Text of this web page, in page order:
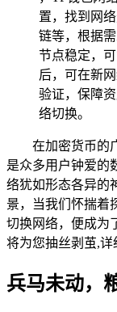
置，找到网
链等，根据
节点稳定，
后，可在新
验证，保障
络切换。
在加密货币的
是众多用户钟爱的
络犹如形态各异的
景，当我们怀揣着
切换网络，便成为
将为您抽丝剥茧,详
兵马未动，